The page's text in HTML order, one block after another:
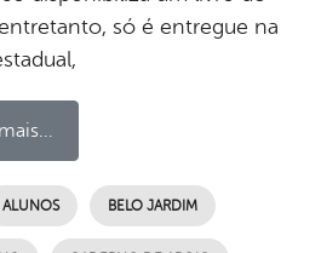
só é entregue na
ALUNOS BELO JARDIM